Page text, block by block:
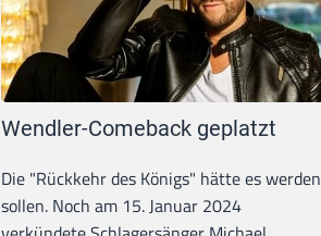
Wendler-Comeback geplatzt
Die "Rückkehr des Königs" hätte es werden
sollen. Noch am 15. Januar 2024